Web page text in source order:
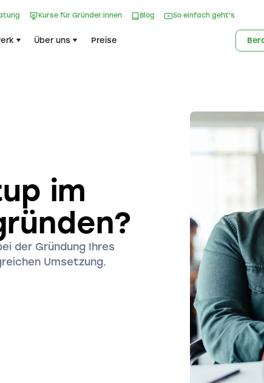
Kurse für Gründer:innen Blog So einfach geht's
Über uns Preise
im
der Gründung Ihres
Umsetzung.